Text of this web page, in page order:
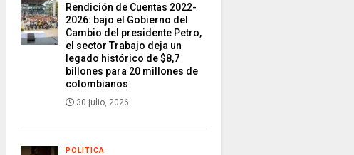
Rendición de Cuentas 2022-
2026: bajo el Gobierno del
Cambio del presidente Petro,
el sector Trabajo deja un
legado histórico de $8,7
billones para 20 millones de
colombianos
30 julio, 2026
POLITICA